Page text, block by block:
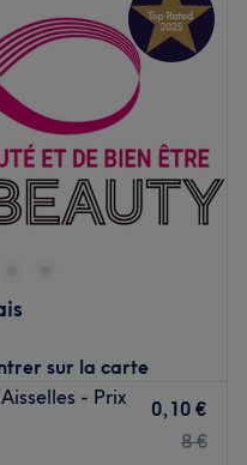
sur la carte
- Prix
0,10 €
8 €